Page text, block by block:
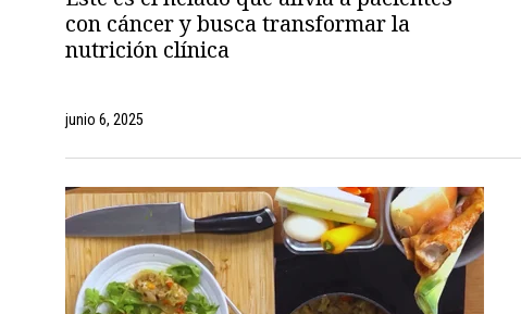
con cáncer y busca transformar la
nutrición clínica
junio 6, 2025